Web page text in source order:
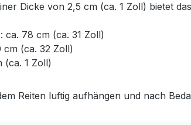
Dicke von 2,5 cm (ca. 1 Zoll) bietet
ca. 78 cm (ca. 31 Zoll)
cm (ca. 32 Zoll)
(ca. 1 Zoll)
Reiten luftig aufhängen und nach